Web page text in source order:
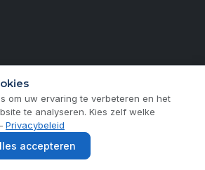
Connected Data Group
aanpassen
om uw ervaring te verbeteren en het
te analyseren. Kies zelf welke
Privacybeleid
accepteren